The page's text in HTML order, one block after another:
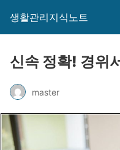
생활관리지식노트
신속 정확! 경위
master